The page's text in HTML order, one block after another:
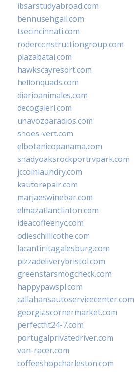
ibsarstudyabroad.com
bennusehgall.com
tsecincinnati.com
roderconstructiongroup.com
plazabatai.com
hawkscayresort.com
hellonquads.com
diarioanimales.com
decogaleri.com
unavozparadios.com
shoes-vert.com
elbotanicopanama.com
shadyoaksrockportrvpark.com
jccoinlaundry.com
kautorepair.com
marjaeswinebar.com
elmazatlanclinton.com
ideacoffeenyc.com
odieschillicothe.com
lacantinitagalesburg.com
pizzadeliverybristol.com
greenstarsmogcheck.com
happypawspl.com
callahansautoservicecenter.com
georgiascornermarket.com
perfectfit24-7.com
portugalprivatedriver.com
von-racer.com
coffeeshopcharleston.com